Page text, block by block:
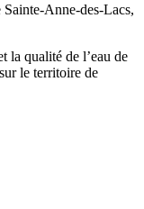
Sainte-Anne-des-Lacs,
la qualité de l’eau de
le territoire de